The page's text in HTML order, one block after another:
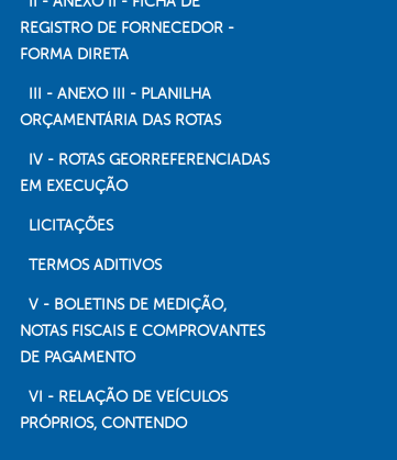
REGISTRO DE FORNECEDOR -
FORMA DIRETA
III - ANEXO III - PLANILHA
ORÇAMENTÁRIA DAS ROTAS
IV - ROTAS GEORREFERENCIADAS
EM EXECUÇÃO
LICITAÇÕES
TERMOS ADITIVOS
V - BOLETINS DE MEDIÇÃO,
NOTAS FISCAIS E COMPROVANTES
DE PAGAMENTO
VI - RELAÇÃO DE VEÍCULOS
PRÓPRIOS, CONTENDO